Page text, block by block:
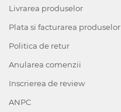
Livrarea produselor
Plata si facturarea produselor
Politica de retur
Anularea comenzii
Inscrierea de review
ANPC